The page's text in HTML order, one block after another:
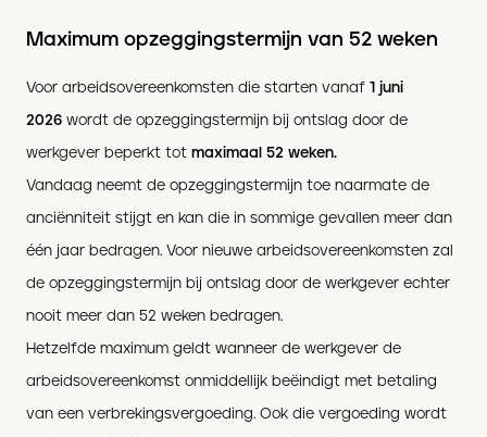
Maximum opzeggingstermijn van 52 weken
Voor arbeidsovereenkomsten die starten vanaf 1 juni
2026 wordt de opzeggingstermijn bij ontslag door de
werkgever beperkt tot maximaal 52 weken.
Vandaag neemt de opzeggingstermijn toe naarmate de
anciënniteit stijgt en kan die in sommige gevallen meer dan
één jaar bedragen. Voor nieuwe arbeidsovereenkomsten zal
de opzeggingstermijn bij ontslag door de werkgever echter
nooit meer dan 52 weken bedragen.
Hetzelfde maximum geldt wanneer de werkgever de
arbeidsovereenkomst onmiddellijk beëindigt met betaling
van een verbrekingsvergoeding. Ook die vergoeding wordt